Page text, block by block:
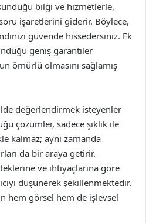
bilgi ve hizmetlerle,
işaretlerini giderir. Böylece,
güvende hissedersiniz. Ek
geniş garantiler
ömürlü olmasını sağlamış
değerlendirmek isteyenler
çözümler, sadece şıklık ile
kalmaz; aynı zamanda
da bir araya getirir.
ve ihtiyaçlarına göre
düşünerek şekillenmektedir.
hem görsel hem de işlevsel